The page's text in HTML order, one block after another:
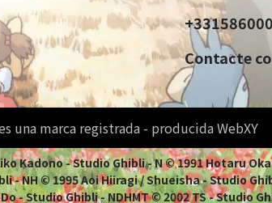
Contacte
marca registrada - producida WebXY
Kadono - Studio Ghibli - N © 1991 Hotaru
NH © 1995 Aoi Hiiragi / Shueisha - Studio
- Studio Ghibli - NDHMT © 2002 TS - Studio